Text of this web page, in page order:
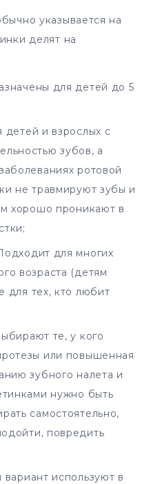
указывается на
делят на
для детей до 5
детей и взрослых с
зубов, а
ротовой
не травмируют зубы и
хорошо проникают в
для многих
возраста (детям
для тех, кто любит
те, у кого
или повышенная
зубного налета и
нужно быть
самостоятельно,
повредить
вариант используют в